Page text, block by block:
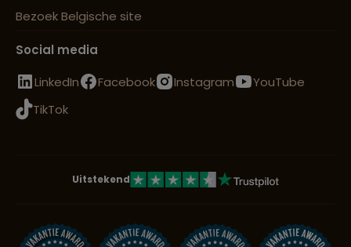
Bezoek Belgische site
Social media
LinkedIn
Facebook Instagram
YouTube
TikTok
Uitstekend